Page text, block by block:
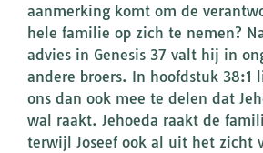
aanmerking komt om de
hele familie op zich te nemen?
advies in Genesis 37 valt hij in
andere broers. In hoofdstuk 38:1
ons dan ook mee te delen dat
wal raakt. Jehoeda raakt de
terwijl Joseef ook al uit het zicht